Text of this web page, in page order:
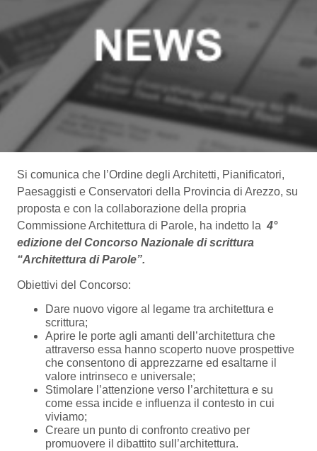
Si comunica che l’Ordine degli Architetti, Pianificatori,
Paesaggisti e Conservatori della Provincia di Arezzo, su
proposta e con la collaborazione della propria
Commissione Architettura di Parole, ha indetto la 4°
edizione del Concorso Nazionale di scrittura
“Architettura di Parole”.
Obiettivi del Concorso:
Dare nuovo vigore al legame tra architettura e
scrittura;
Aprire le porte agli amanti dell’architettura che
attraverso essa hanno scoperto nuove prospettive
che consentono di apprezzarne ed esaltarne il
valore intrinseco e universale;
Stimolare l’attenzione verso l’architettura e su
come essa incide e influenza il contesto in cui
viviamo;
Creare un punto di confronto creativo per
promuovere il dibattito sull’architettura.